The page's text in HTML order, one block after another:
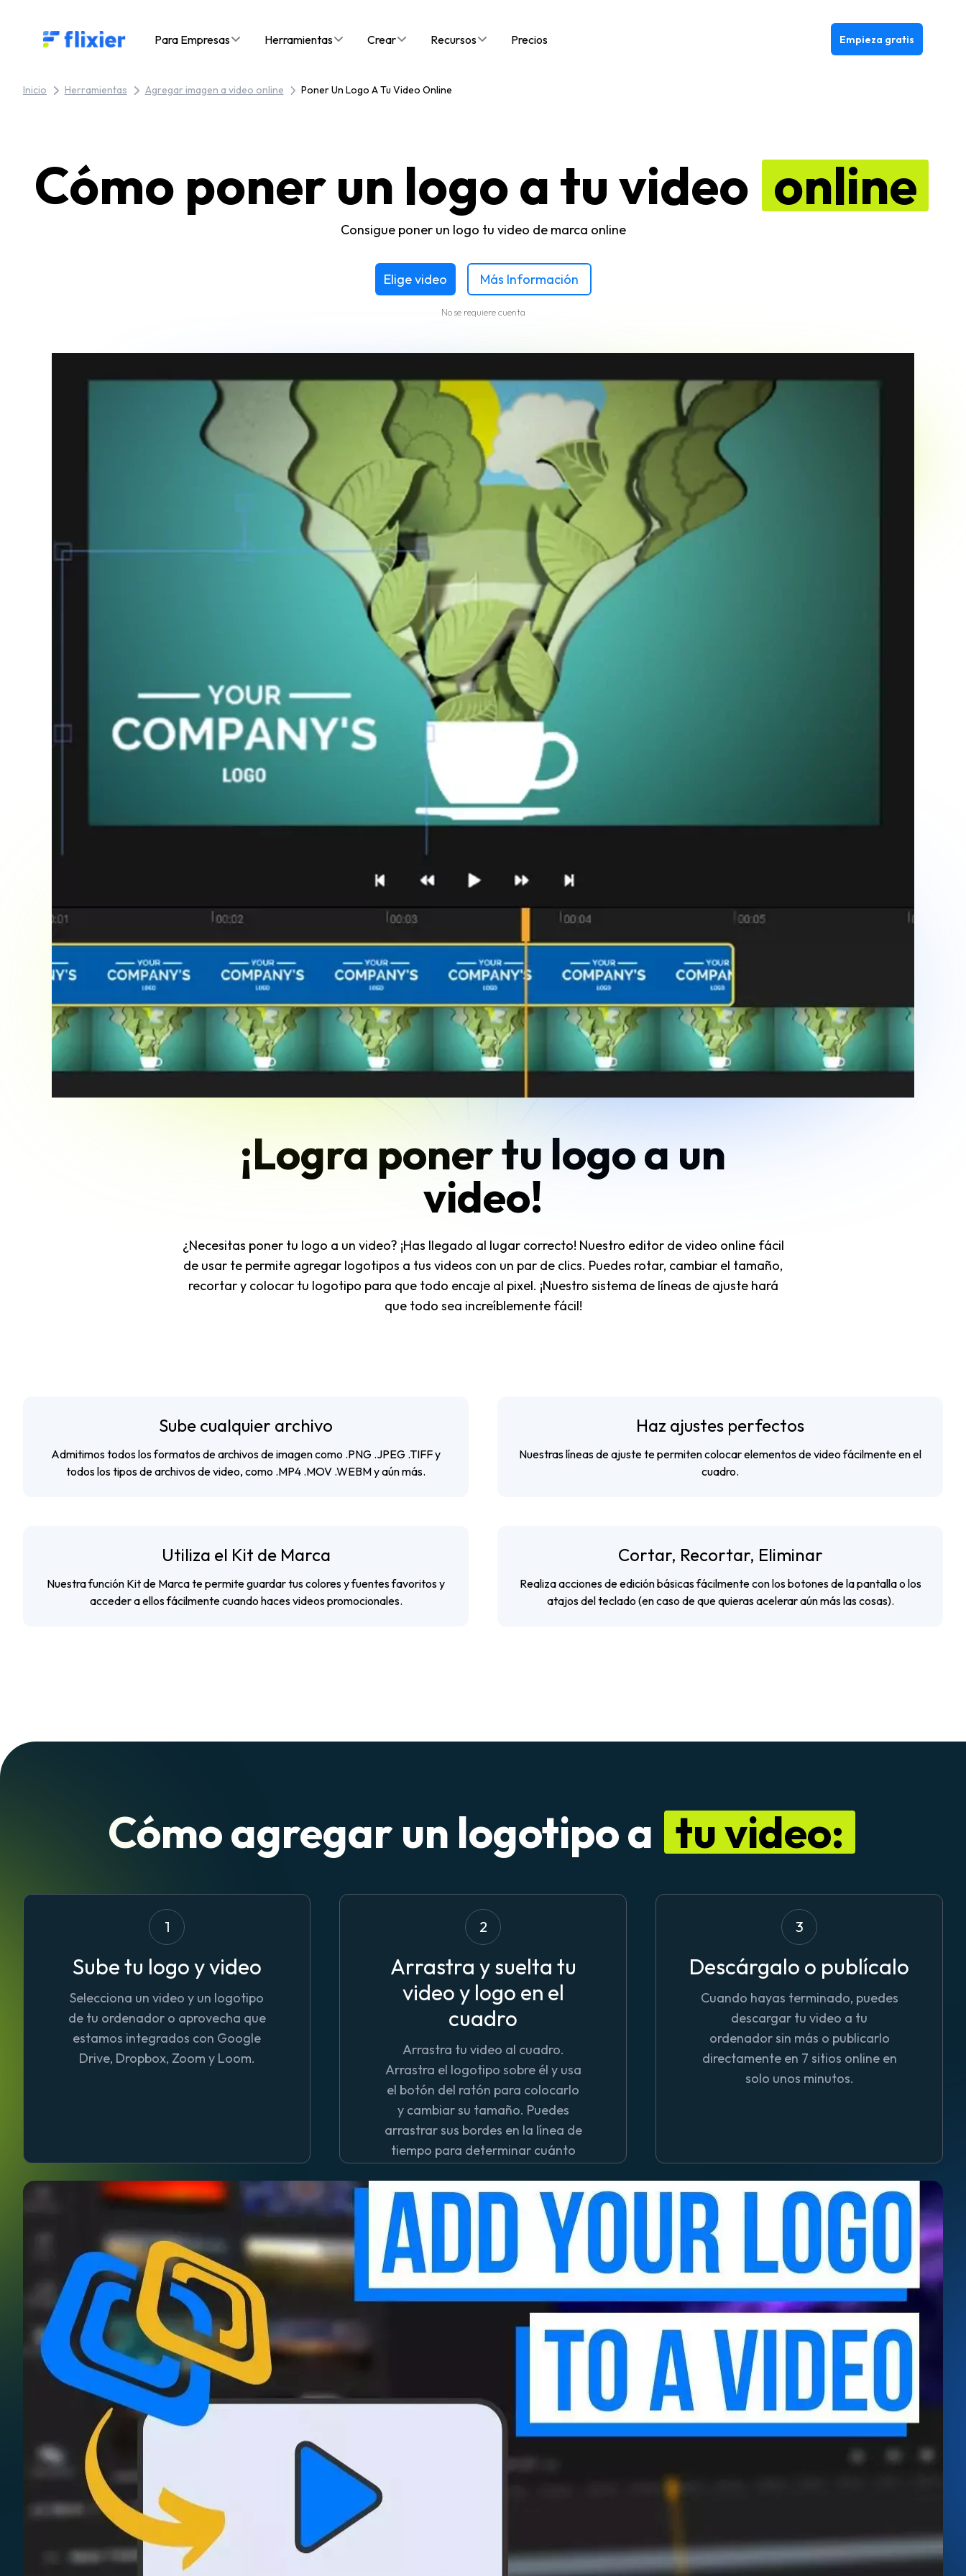
Flixier logo - Home Para Empresas Herramientas Crear Recursos Precios Empieza gratis
Inicio Herramientas Agregar imagen a video online Poner Un Logo A Tu Video Online
Cómo poner un logo a tu video online
Consigue poner un logo tu video de marca online
Elige video Más Información
No se requiere cuenta
¡Logra poner tu logo a un
video!
¿Necesitas poner tu logo a un video? ¡Has llegado al lugar correcto! Nuestro editor de video online fácil
de usar te permite agregar logotipos a tus videos con un par de clics. Puedes rotar, cambiar el tamaño,
recortar y colocar tu logotipo para que todo encaje al pixel. ¡Nuestro sistema de líneas de ajuste hará
que todo sea increíblemente fácil!
Sube cualquier archivo
Admitimos todos los formatos de archivos de imagen como .PNG .JPEG .TIFF y
todos los tipos de archivos de video, como .MP4 .MOV .WEBM y aún más.
Haz ajustes perfectos
Nuestras líneas de ajuste te permiten colocar elementos de video fácilmente en el
cuadro.
Utiliza el Kit de Marca
Nuestra función Kit de Marca te permite guardar tus colores y fuentes favoritos y
acceder a ellos fácilmente cuando haces videos promocionales.
Cortar, Recortar, Eliminar
Realiza acciones de edición básicas fácilmente con los botones de la pantalla o los
atajos del teclado (en caso de que quieras acelerar aún más las cosas).
Cómo agregar un logotipo a tu video:
1
Sube tu logo y video
Selecciona un video y un logotipo
de tu ordenador o aprovecha que
estamos integrados con Google
Drive, Dropbox, Zoom y Loom.
2
Arrastra y suelta tu
video y logo en el
cuadro
Arrastra tu video al cuadro.
Arrastra el logotipo sobre él y usa
el botón del ratón para colocarlo
y cambiar su tamaño. Puedes
arrastrar sus bordes en la línea de
tiempo para determinar cuánto
pantalla.
3
Descárgalo o publícalo
Cuando hayas terminado, puedes
descargar tu video a tu
ordenador sin más o publicarlo
directamente en 7 sitios online en
solo unos minutos.